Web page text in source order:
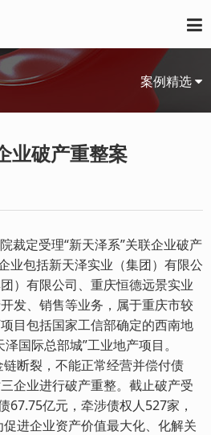
案例精选
业破产重整案
裁定受理“新天泽系”关联企业破产
业包括新天泽实业（集团）有限公
）有限公司、重庆恒德远景实业
发、销售等业务，属于重庆市较
目包括国家工信部确定的西南地
国际总部城”工业地产项目。
断裂，不能正常经营并偿付债
企业进行破产重整。截止破产受
67.75亿元，牵涉债权人527家，
进企业资产价值最大化、化解关